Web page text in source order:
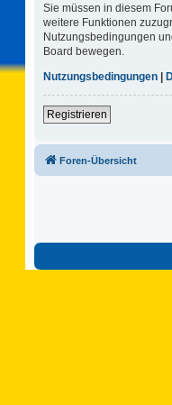
Sie müssen in diesem
weitere Funktionen
Nutzungsbedingungen
Board bewegen.
Nutzungsbedingungen |
Registrieren
Foren-Übersicht